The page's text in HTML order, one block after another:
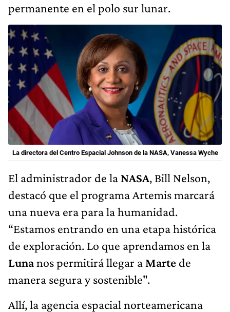
permanente en el polo sur lunar.
La directora del Centro Espacial Johnson de la NASA, Vanessa Wyche
El administrador de la NASA, Bill Nelson,
destacó que el programa Artemis marcará
una nueva era para la humanidad.
“Estamos entrando en una etapa histórica
de exploración. Lo que aprendamos en la
Lunanos permitirá llegar a Marte de
manera segura y sostenible".
Allí, la agencia espacial norteamericana